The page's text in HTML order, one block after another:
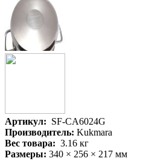
Артикул: SF-CA6024G
Производитель: Kukmara
Вес товара: 3.16 кг
Размеры: 340 × 256 × 217 мм